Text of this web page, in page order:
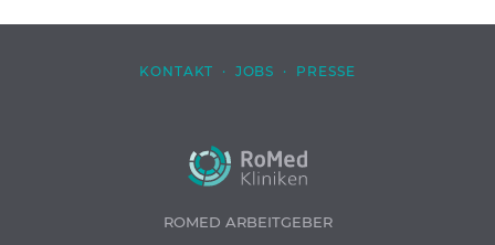
KONTAKT · JOBS · PRESSE
ROMED ARBEITGEBER